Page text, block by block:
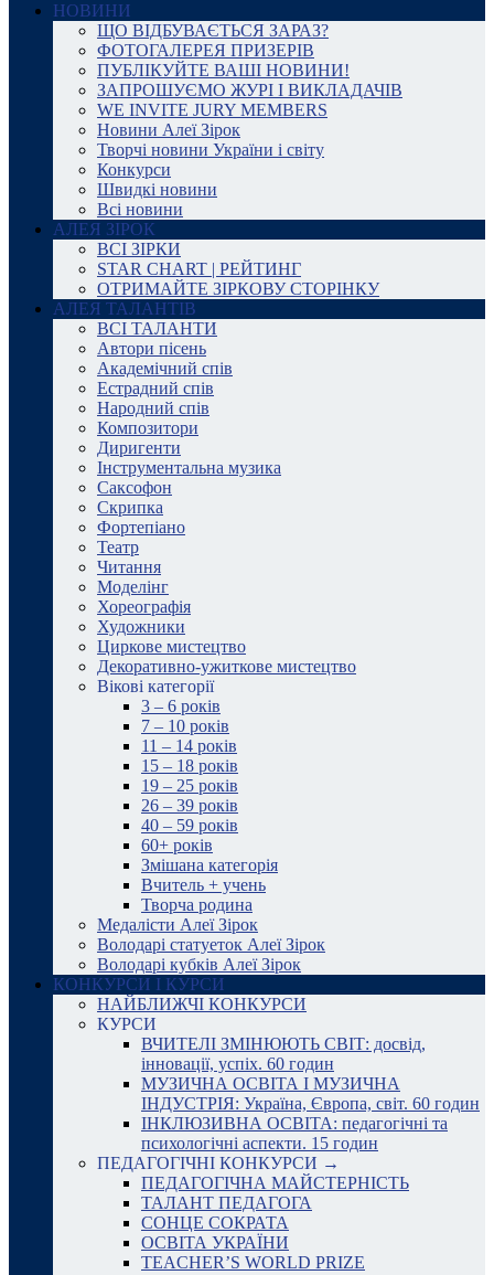
НОВИНИ
ЩО ВІДБУВАЄТЬСЯ ЗАРАЗ?
ФОТОГАЛЕРЕЯ ПРИЗЕРІВ
ПУБЛІКУЙТЕ ВАШІ НОВИНИ!
ЗАПРОШУЄМО ЖУРІ І ВИКЛАДАЧІВ
WE INVITE JURY MEMBERS
Новини Алеї Зірок
Творчі новини України і світу
Конкурси
Швидкі новини
Всі новини
АЛЕЯ ЗІРОК
ВСІ ЗІРКИ
STAR CHART | РЕЙТИНГ
ОТРИМАЙТЕ ЗІРКОВУ СТОРІНКУ
АЛЕЯ ТАЛАНТІВ
ВСІ ТАЛАНТИ
Автори пісень
Академічний спів
Естрадний спів
Народний спів
Композитори
Диригенти
Інструментальна музика
Саксофон
Скрипка
Фортепіано
Театр
Читання
Моделінг
Хореографія
Художники
Циркове мистецтво
Декоративно-ужиткове мистецтво
Вікові категорії
3 – 6 років
7 – 10 років
11 – 14 років
15 – 18 років
19 – 25 років
26 – 39 років
40 – 59 років
60+ років
Змішана категорія
Вчитель + учень
Творча родина
Медалісти Алеї Зірок
Володарі статуеток Алеї Зірок
Володарі кубків Алеї Зірок
КОНКУРСИ І КУРСИ
НАЙБЛИЖЧІ КОНКУРСИ
КУРСИ
ВЧИТЕЛІ ЗМІНЮЮТЬ СВІТ: досвід,
інновації, успіх. 60 годин
МУЗИЧНА ОСВІТА І МУЗИЧНА
ІНДУСТРІЯ: Україна, Європа, світ. 60 годин
ІНКЛЮЗИВНА ОСВІТА: педагогічні та
психологічні аспекти. 15 годин
ПЕДАГОГІЧНІ КОНКУРСИ →
ПЕДАГОГІЧНА МАЙСТЕРНІСТЬ
ТАЛАНТ ПЕДАГОГА
СОНЦЕ СОКРАТА
ОСВІТА УКРАЇНИ
TEACHER’S WORLD PRIZE